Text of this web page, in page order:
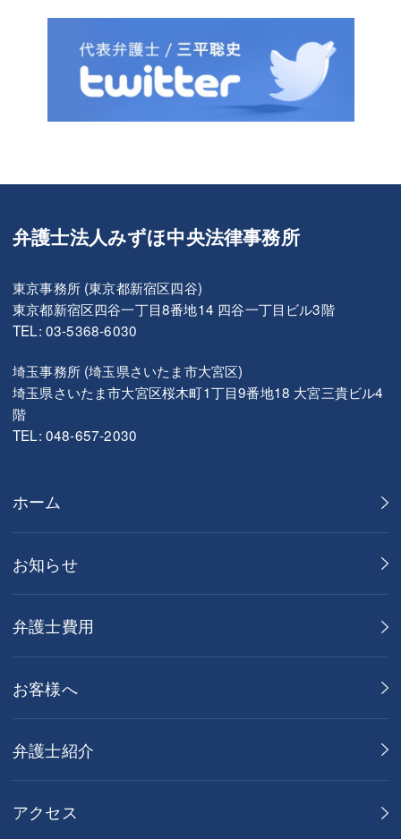
弁護士法人みずほ中央法律事務所
東京事務所 (東京都新宿区四谷)
東京都新宿区四谷一丁目8番地14 四谷一丁目ビル3階
TEL: 03-5368-6030
埼玉事務所 (埼玉県さいたま市大宮区)
埼玉県さいたま市大宮区桜木町1丁目9番地18 大宮三貴ビル4
階
TEL: 048-657-2030
ホーム
お知らせ
弁護士費用
お客様へ
弁護士紹介
アクセス